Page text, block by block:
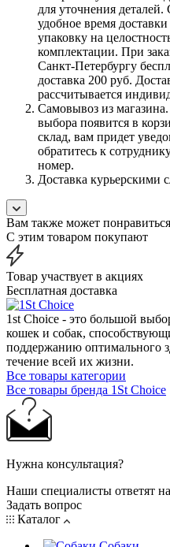
для уточнения
удобное время
упаковку на
комплектации. При
Санкт-Петербургу
доставка 200 руб.
рассчитывается
Самовывоз из
выбора появится в
склад, вам придет
обратитесь к
номер.
Доставка курьерскими
Вам также может понравиться
С этим товаром покупают
Товар участвует в акциях
Бесплатная доставка
1st Choice - это большой
кошек и собак,
поддержанию оптимального
течение всей их жизни.
Все товары категории
Все товары бренда 1St Choice
Нужна консультация?
Наши специалисты ответят
Задать вопрос
Каталог